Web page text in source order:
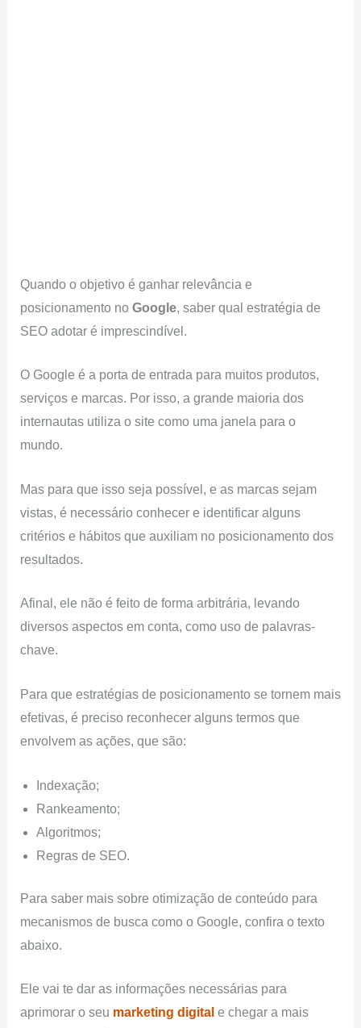
Quando o objetivo é ganhar relevância e
posicionamento no Google, saber qual estratégia de
SEO adotar é imprescindível.
O Google é a porta de entrada para muitos produtos,
serviços e marcas. Por isso, a grande maioria dos
internautas utiliza o site como uma janela para o
mundo.
Mas para que isso seja possível, e as marcas sejam
vistas, é necessário conhecer e identificar alguns
critérios e hábitos que auxiliam no posicionamento dos
resultados.
Afinal, ele não é feito de forma arbitrária, levando
diversos aspectos em conta, como uso de palavras-
chave.
Para que estratégias de posicionamento se tornem mais
efetivas, é preciso reconhecer alguns termos que
envolvem as ações, que são:
Indexação;
Rankeamento;
Algoritmos;
Regras de SEO.
Para saber mais sobre otimização de conteúdo para
mecanismos de busca como o Google, confira o texto
abaixo.
Ele vai te dar as informações necessárias para
aprimorar o seu marketing digital e chegar a mais